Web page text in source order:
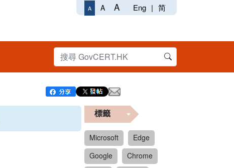
A A A Eng | 简
標籤
Microsoft
Edge
Google
Chrome